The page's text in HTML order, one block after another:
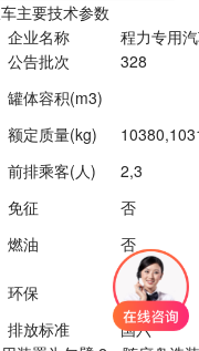
主要技术参数
企业名称
程力专用
公告批次
328
罐体容积(m3)
额定质量(kg)
前排乘客(人)
2,3
免征
否
燃油
否
环保
是
排放标准 国六